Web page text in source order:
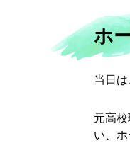
ホ
当日
元高
い、